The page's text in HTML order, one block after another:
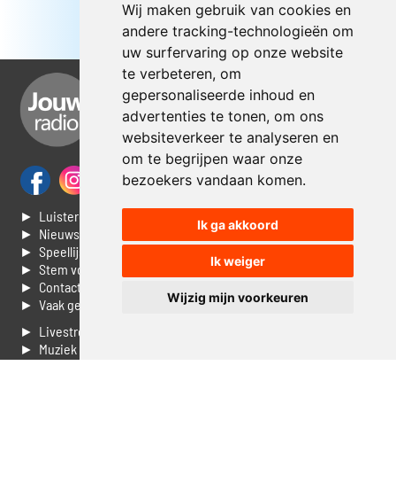
Wij maken gebruik van cookies en
andere tracking-technologieën om
uw surfervaring op onze website
te verbeteren, om
gepersonaliseerde inhoud en
advertenties te tonen, om ons
websiteverkeer te analyseren en
om te begrijpen waar onze
bezoekers vandaan komen.
Ik ga akkoord
Ik weiger
Wijzig mijn voorkeuren
► Luisteren naar Jouwradio
► Nieuws
► Speellijst
► Stem voor de Dag top 3
► Contacteer ons
► Vaak gestelde vragen
► Livestream informatie
► Muziek opzoeken